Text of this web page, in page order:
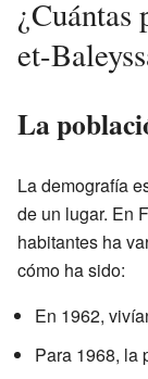
¿Cuántas
et-
La
La demografía
de un lugar. En
habitantes ha
cómo ha sido:
En 1962,
Para 1968, la